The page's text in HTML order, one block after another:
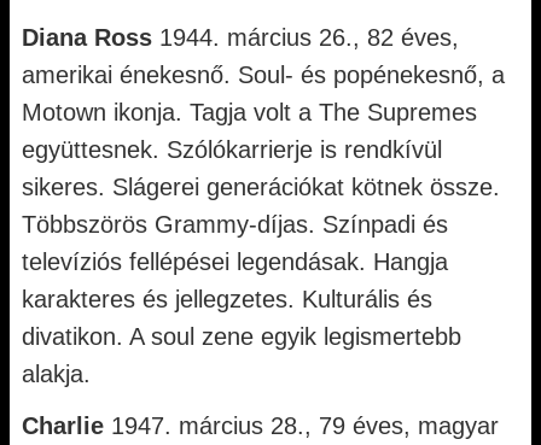
Diana Ross 1944. március 26., 82 éves,
amerikai énekesnő. Soul- és popénekesnő, a
Motown ikonja. Tagja volt a The Supremes
együttesnek. Szólókarrierje is rendkívül
sikeres. Slágerei generációkat kötnek össze.
Többszörös Grammy-díjas. Színpadi és
televíziós fellépései legendásak. Hangja
karakteres és jellegzetes. Kulturális és
divatikon. A soul zene egyik legismertebb
alakja.
Charlie 1947. március 28., 79 éves, magyar